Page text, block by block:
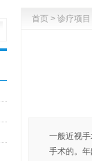
首页 > 诊疗项目
一般近视
手术的。